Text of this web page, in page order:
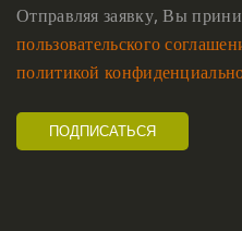
Отправляя заявку, Вы
пользовательского
политикой